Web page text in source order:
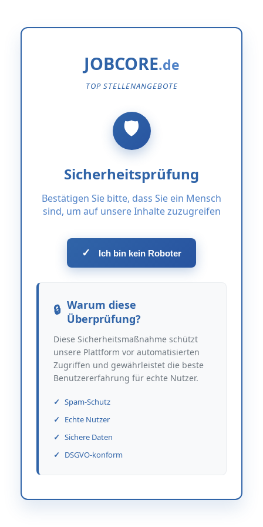
JOBCORE
TOP STELLENANGEBOTE
Sicherheitsprüfung
Bestätigen Sie bitte, dass Sie ein Mensch
sind, um auf unsere Inhalte zuzugreifen
✓ Ich bin kein Roboter
Warum diese
Überprüfung?
Diese Sicherheitsmaßnahme schützt
unsere Plattform vor automatisierten
Zugriffen und gewährleistet die beste
Benutzererfahrung für echte Nutzer.
Spam-Schutz
Echte Nutzer
Sichere Daten
DSGVO-konform